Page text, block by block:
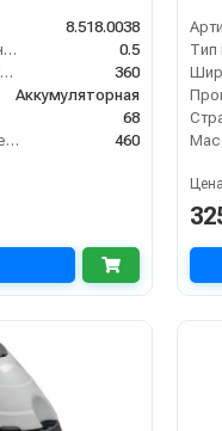
8.518.0038
Потребляемая мощность (кВт)
0.5
Рабочая ширина щеток (мм)
360
Аккумуляторная
68
Ширина всасывающей балки (мм)
460
Цена